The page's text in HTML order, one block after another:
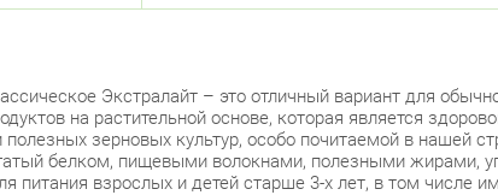
Экстралайт – это отличный вариант для
на растительной основе, которая является
зерновых культур, особо почитаемой в нашей
белком, пищевыми волокнами, полезными жирами,
питания взрослых и детей старше 3-х лет, в том